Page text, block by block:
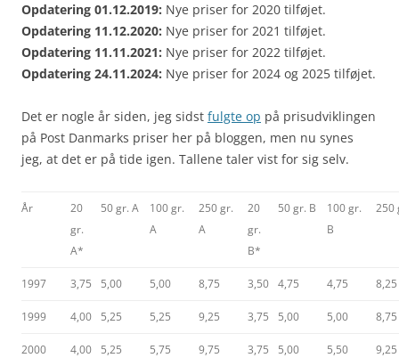
Opdatering 01.12.2019: Nye priser for 2020 tilføjet.
Opdatering 11.12.2020: Nye priser for 2021 tilføjet.
Opdatering 11.11.2021: Nye priser for 2022 tilføjet.
Opdatering 24.11.2024: Nye priser for 2024 og 2025 tilføjet.
Det er nogle år siden, jeg sidst fulgte op på prisudviklingen
på Post Danmarks priser her på bloggen, men nu synes
jeg, at det er på tide igen. Tallene taler vist for sig selv.
År
20
gr.
A*
50 gr. A
100 gr.
A
250 gr.
A
20
gr.
B*
50 gr. B
100 gr.
B
250
1997 3,75 5,00 5,00 8,75 3,50 4,75 4,75 8,25
1999 4,00 5,25 5,25 9,25 3,75 5,00 5,00 8,75
2000 4,00 5,25 5,75 9,75 3,75 5,00 5,50 9,25